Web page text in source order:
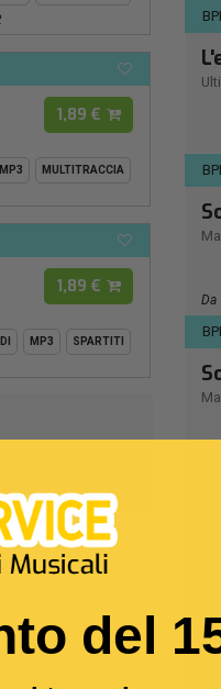
1,89 €
MP3 MULTITRACCIA
1,89 €
MP3 SPARTITI
Da
del